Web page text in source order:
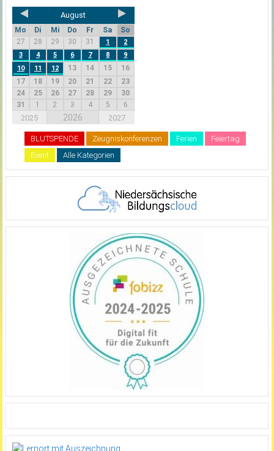
August
Mo Di Mi Do Fr Sa
So
27
28 29 30 31 1
2
3
4 5 6 7 8
9
10
11 12 13 14 15
16
17
18 19 20 21 22
23
24
25 26 27 28 29
30
31
1 2 3 4 5 6
2025 2026 2027
BLUTSPENDE Zeugniskonferenzen Ferien
Feiertag
Event
Alle Kategorien